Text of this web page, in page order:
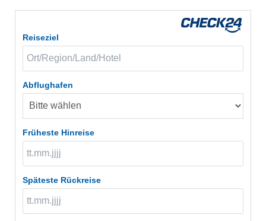
Reiseziel
Abflughafen
Früheste Hinreise
Späteste Rückreise